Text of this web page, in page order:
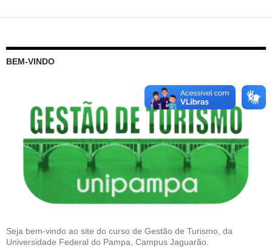
BEM-VINDO
Seja bem-vindo ao site do curso de Gestão de Turismo, da
Universidade Federal do Pampa, Campus Jaguarão.